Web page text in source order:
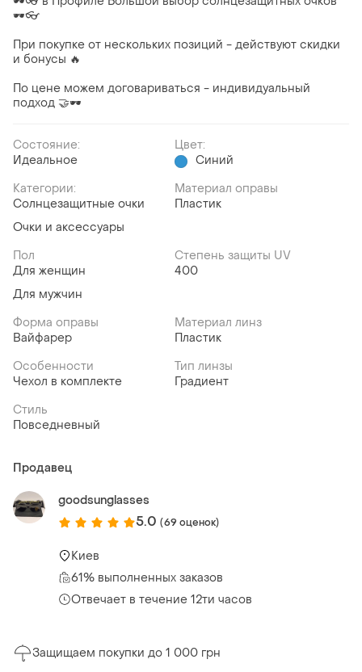
🕶️👓
При покупке от нескольких позиций - действуют скидки
и бонусы 🔥
По цене можем договариваться - индивидуальный
подход 🤝🕶️
Состояние:
Идеальное
Цвет:
Синий
Категории:
Солнцезащитные очки
Очки и аксессуары
Материал оправы
Пластик
Пол
Для женщин
Для мужчин
Степень защиты UV
400
Форма оправы
Вайфарер
Материал линз
Пластик
Особенности
Чехол в комплекте
Тип линзы
Градиент
Стиль
Повседневный
Продавец
goodsunglasses
5.0 (69 оценок)
Киев
61% выполненных заказов
Отвечает в течение 12ти часов
Защищаем покупки до 1 000 грн